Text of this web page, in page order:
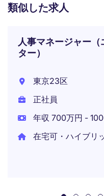
類似した求人
人事マネージャー（
ター）
東京23区
正社員
年収 700万円 -
在宅可・ハイブリ